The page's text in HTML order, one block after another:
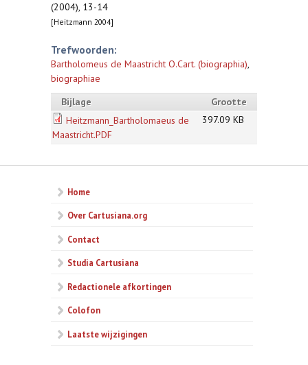
(2004), 13-14
[Heitzmann 2004]
Trefwoorden:
Bartholomeus de Maastricht O.Cart. (biographia),
biographiae
Bijlage
Grootte
Heitzmann_Bartholomaeus de
Maastricht.PDF
397.09 KB
Home
Over Cartusiana.org
Contact
Studia Cartusiana
Redactionele afkortingen
Colofon
Laatste wijzigingen